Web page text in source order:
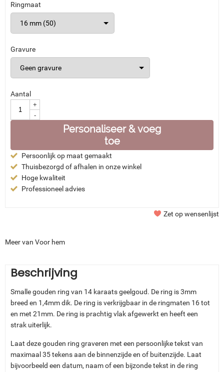
Ringmaat
Gravure
Aantal
+
-
Personaliseer & voeg
toe
Persoonlijk op maat gemaakt
Thuisbezorgd of afhalen in onze winkel
Hoge kwaliteit
Professioneel advies
Zet op wensenlijst
Meer van Voor hem
Beschrijving
Smalle gouden ring van 14 karaats geelgoud. De ring is 3mm
breed en 1,4mm dik. De ring is verkrijgbaar in de ringmaten 16 tot
en met 21mm. De ring is prachtig vlak afgewerkt en heeft een
strak uiterlijk.
Laat deze gouden ring graveren met een persoonlijke tekst van
maximaal 35 tekens aan de binnenzijde en of buitenzijde. Laat
bijvoorbeeld een datum, naam of een bijzonde tekst in de ring